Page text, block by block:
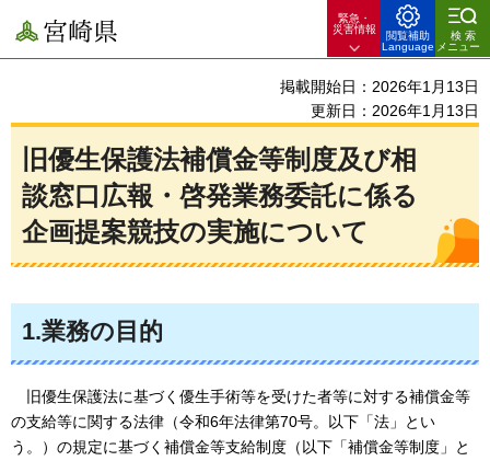
宮崎県
緊急・
災害情報
閲覧補助
Language
検索
メニュー
掲載開始日：2026年1月13日
更新日：2026年1月13日
旧優生保護法補償金等制度及び相
談窓口広報・啓発業務委託に係る
企画提案競技の実施について
1.業務の目的
旧優生保護法に基づく優生手術等を受けた者等に対する補償金等
の支給等に関する法律（令和6年法律第70号。以下「法」とい
う。）の規定に基づく補償金等支給制度（以下「補償金等制度」と